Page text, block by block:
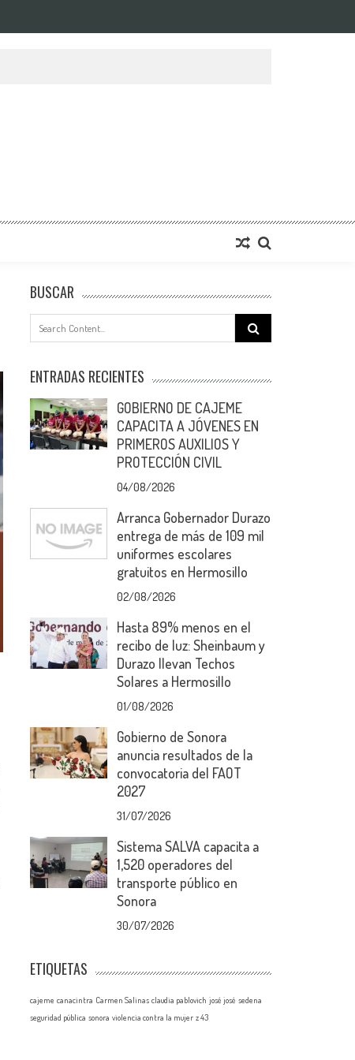
BUSCAR
Search
for:
ENTRADAS RECIENTES
GOBIERNO DE CAJEME
CAPACITA A JÓVENES EN
PRIMEROS AUXILIOS Y
PROTECCIÓN CIVIL
04/08/2026
Arranca Gobernador Durazo
entrega de más de 109 mil
uniformes escolares
gratuitos en Hermosillo
02/08/2026
Hasta 89% menos en el
recibo de luz: Sheinbaum y
Durazo llevan Techos
Solares a Hermosillo
01/08/2026
Gobierno de Sonora
anuncia resultados de la
convocatoria del FAOT
2027
31/07/2026
Sistema SALVA capacita a
1,520 operadores del
transporte público en
Sonora
30/07/2026
ETIQUETAS
cajeme canacintra Carmen Salinas claudia pablovich josé josé sedena
seguridad pública sonora violencia contra la mujer z 43